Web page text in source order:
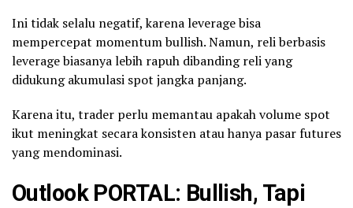
Ini tidak selalu negatif, karena leverage bisa
mempercepat momentum bullish. Namun, reli berbasis
leverage biasanya lebih rapuh dibanding reli yang
didukung akumulasi spot jangka panjang.
Karena itu, trader perlu memantau apakah volume spot
ikut meningkat secara konsisten atau hanya pasar futures
yang mendominasi.
Outlook PORTAL: Bullish, Tapi